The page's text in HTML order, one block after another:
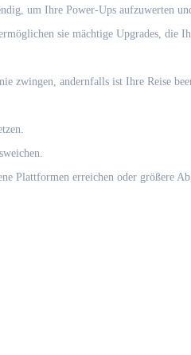
um Ihre Power-Ups aufzuwerten
sie mächtige Upgrades, die
zwingen, andernfalls ist Ihre Reise
Plattformen erreichen oder größere